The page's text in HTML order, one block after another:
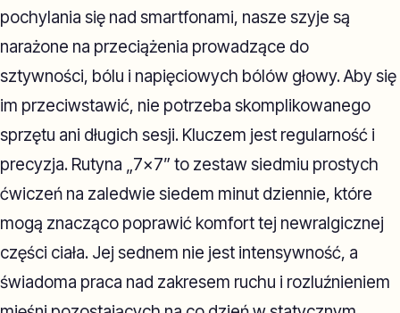
pochylania się nad smartfonami, nasze szyje są
narażone na przeciążenia prowadzące do
sztywności, bólu i napięciowych bólów głowy. Aby się
im przeciwstawić, nie potrzeba skomplikowanego
sprzętu ani długich sesji. Kluczem jest regularność i
precyzja. Rutyna „7×7” to zestaw siedmiu prostych
ćwiczeń na zaledwie siedem minut dziennie, które
mogą znacząco poprawić komfort tej newralgicznej
części ciała. Jej sednem nie jest intensywność, a
świadoma praca nad zakresem ruchu i rozluźnieniem